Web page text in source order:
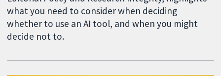
what you need to consider when deciding
whether to use an AI tool, and when you might
decide not to.